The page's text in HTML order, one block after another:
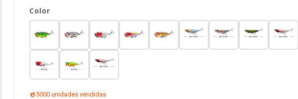
Color
5000 unidades vendidas